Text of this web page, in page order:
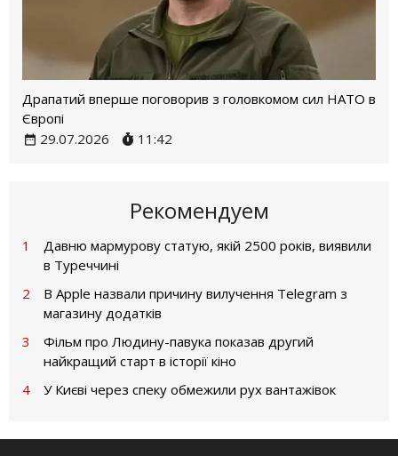
Драпатий вперше поговорив з головкомом сил НАТО в
Європі
29.07.2026
11:42
Рекомендуем
1
Давню мармурову статую, якій 2500 років, виявили
в Туреччині
2
В Apple назвали причину вилучення Telegram з
магазину додатків
3
Фільм про Людину-павука показав другий
найкращий старт в історії кіно
4
У Києві через спеку обмежили рух вантажівок